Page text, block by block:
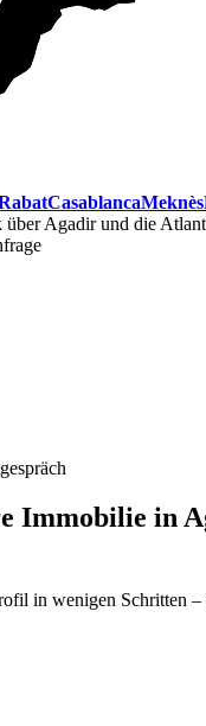
CasablancaMeknès
Immobilie in
in wenigen Schritten